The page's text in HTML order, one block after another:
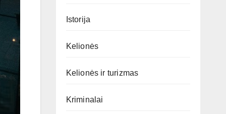
Istorija
Kelionės
Kelionės ir turizmas
Kriminalai